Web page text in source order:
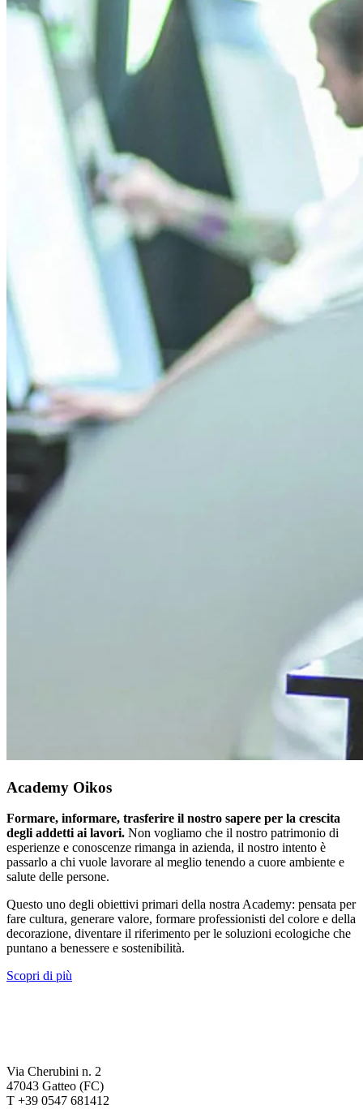
Academy Oikos
Formare, informare, trasferire il nostro sapere per la crescita
degli addetti ai lavori. Non vogliamo che il nostro patrimonio di
esperienze e conoscenze rimanga in azienda, il nostro intento è
passarlo a chi vuole lavorare al meglio tenendo a cuore ambiente e
salute delle persone.
Questo uno degli obiettivi primari della nostra Academy: pensata per
fare cultura, generare valore, formare professionisti del colore e della
decorazione, diventare il riferimento per le soluzioni ecologiche che
puntano a benessere e sostenibilità.
Scopri di più
Via Cherubini n. 2
47043 Gatteo (FC)
T +39 0547 681412